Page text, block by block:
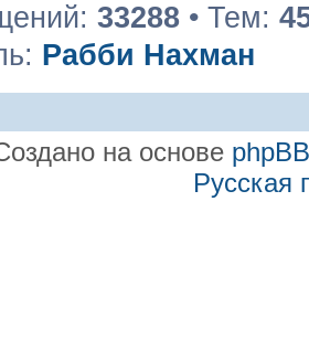
33288 • Тем:
Рабби Нахман
на основе phpBB
Русская